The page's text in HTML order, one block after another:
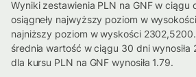
Wyniki zestawienia PLN na GNF w ciągu
osiągneły najwyższy poziom w
najniższy poziom w wyskości
średnia wartość w ciągu 30 dni wynosiła
dla kursu PLN na GNF wynosiła 1.79.